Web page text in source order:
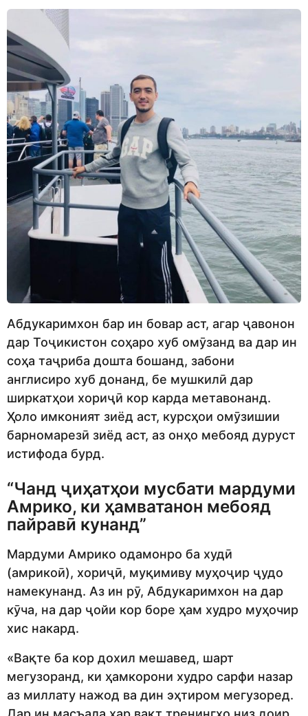
Абдукаримхон бар ин бовар аст, агар ҷавонон
дар Тоҷикистон соҳаро хуб омӯзанд ва дар ин
соҳа таҷриба дошта бошанд, забони
англисиро хуб донанд, бе мушкилӣ дар
ширкатҳои хориҷӣ кор карда метавонанд.
Ҳоло имконият зиёд аст, курсҳои омӯзишии
барномарезӣ зиёд аст, аз онҳо мебояд дуруст
истифода бурд.
“Чанд ҷиҳатҳои мусбати мардуми
Амрико, ки ҳамватанон мебояд
пайравӣ кунанд”
Мардуми Амрико одамонро ба худӣ
(амрикоӣ), хориҷӣ, муқимиву муҳоҷир ҷудо
намекунанд. Аз ин рӯ, Абдукаримхон на дар
кӯча, на дар ҷойи кор боре ҳам худро муҳочир
хис накард.
«Вақте ба кор дохил мешавед, шарт
мегузоранд, ки ҳамкорони худро сарфи назар
аз миллату нажод ва дин эҳтиром мегузоред.